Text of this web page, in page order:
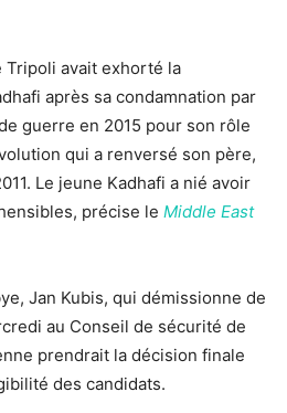
avait exhorté la
après sa condamnation par
guerre en 2015 pour son rôle
qui a renversé son père,
Le jeune Kadhafi a nié avoir
précise le Middle East
Jan Kubis, qui démissionne de
au Conseil de sécurité de
prendrait la décision finale
des candidats.